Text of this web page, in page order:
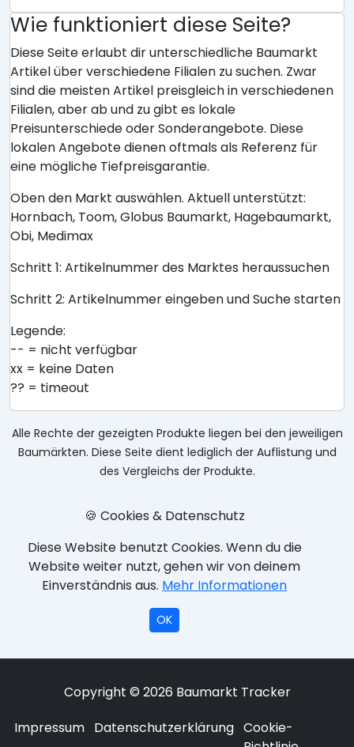
Wie funktioniert diese Seite?
Diese Seite erlaubt dir unterschiedliche Baumarkt
Artikel über verschiedene Filialen zu suchen. Zwar
sind die meisten Artikel preisgleich in verschiedenen
Filialen, aber ab und zu gibt es lokale
Preisunterschiede oder Sonderangebote. Diese
lokalen Angebote dienen oftmals als Referenz für
eine mögliche Tiefpreisgarantie.
Oben den Markt auswählen. Aktuell unterstützt:
Hornbach, Toom, Globus Baumarkt, Hagebaumarkt,
Obi, Medimax
Schritt 1: Artikelnummer des Marktes heraussuchen
Schritt 2: Artikelnummer eingeben und Suche starten
Legende:
-- = nicht verfügbar
xx = keine Daten
?? = timeout
Alle Rechte der gezeigten Produkte liegen bei den jeweiligen
Baumärkten. Diese Seite dient lediglich der Auflistung und
des Vergleichs der Produkte.
🍪 Cookies & Datenschutz
Diese Website benutzt Cookies. Wenn du die
Website weiter nutzt, gehen wir von deinem
Einverständnis aus. Mehr Informationen
OK
Copyright © 2026 Baumarkt Tracker
Impressum Datenschutzerklärung Cookie-